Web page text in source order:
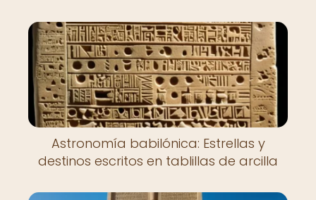
Astronomía babilónica: Estrellas y
destinos escritos en tablillas de arcilla